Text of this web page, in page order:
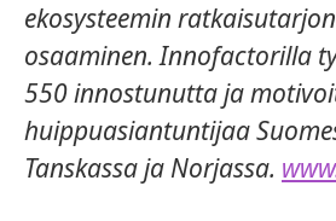
ekosysteemin
osaaminen. Innofactorilla
550 innostunutta ja
huippuasiantuntijaa
Tanskassa ja Norjassa.